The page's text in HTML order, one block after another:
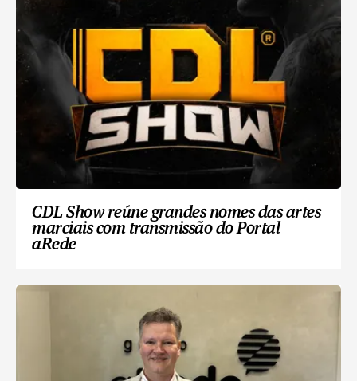
CDL Show reúne grandes nomes das artes
marciais com transmissão do Portal
aRede